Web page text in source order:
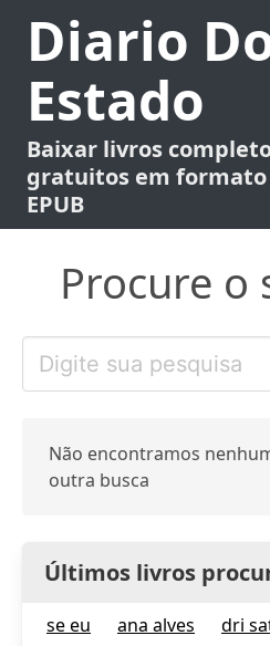
Diario
Estado
Baixar livros
gratuitos em formato
EPUB
Procure o
Não encontramos
outra busca
Últimos livros
se eu ana alves
dri